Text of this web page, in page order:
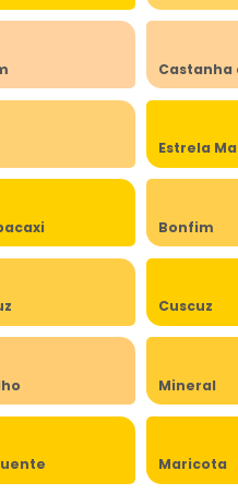
Castanha
Estrela
Bonfim
Cuscuz
Mineral
Maricota